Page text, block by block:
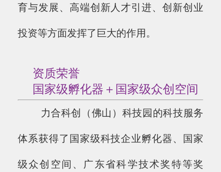
育与发展、高端创新人才引进、创新创业
投资等方面发挥了巨大的作用。
资质荣誉
国家级孵化器＋国家级众创空间
力合科创（佛山）科技园的科技服务
体系获得了国家级科技企业孵化器、国家
级众创空间、广东省科学技术奖特等奖